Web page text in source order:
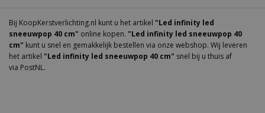
Bij KoopKerstverlichting.nl kunt u het artikel "Led infinity led
sneeuwpop 40 cm" online kopen. "Led infinity led sneeuwpop 40
cm" kunt u snel en gemakkelijk bestellen via onze webshop. Wij leveren
het artikel "Led infinity led sneeuwpop 40 cm" snel bij u thuis af
via PostNL.